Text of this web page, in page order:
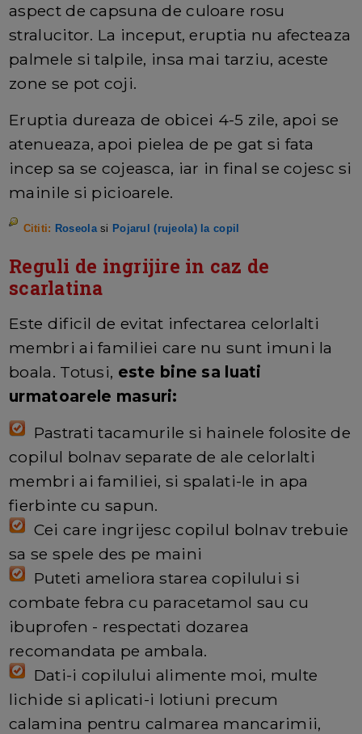
aspect de capsuna de culoare rosu
stralucitor. La inceput, eruptia nu afecteaza
palmele si talpile, insa mai tarziu, aceste
zone se pot coji.
Eruptia dureaza de obicei 4-5 zile, apoi se
atenueaza, apoi pielea de pe gat si fata
incep sa se cojeasca, iar in final se cojesc si
mainile si picioarele.
Cititi: Roseolasi Pojarul (rujeola) la copil
Reguli de ingrijire in caz de
scarlatina
Este dificil de evitat infectarea celorlalti
membri ai familiei care nu sunt imuni la
boala. Totusi, este bine sa luati
urmatoarele masuri:
Pastrati tacamurile si hainele folosite de
copilul bolnav separate de ale celorlalti
membri ai familiei, si spalati-le in apa
fierbinte cu sapun.
Cei care ingrijesc copilul bolnav trebuie
sa se spele des pe maini
Puteti ameliora starea copilului si
combate febra cu paracetamol sau cu
ibuprofen - respectati dozarea
recomandata pe ambala.
Dati-i copilului alimente moi, multe
lichide si aplicati-i lotiuni precum
calamina pentru calmarea mancarimii,